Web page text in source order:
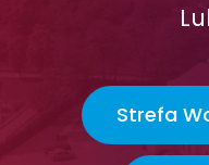
Strefa